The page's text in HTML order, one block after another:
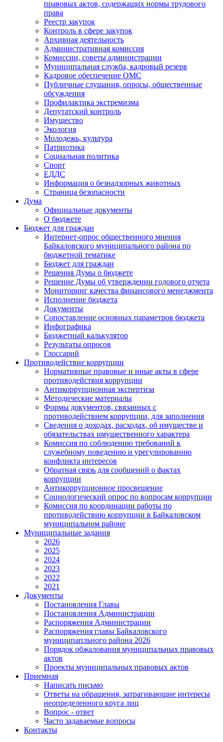
правовых актов, содержащих нормы трудового
права
Реестр закупок
Контроль в сфере закупок
Архивная деятельность
Административная комиссия
Комиссии, советы администрации
Муниципальная служба, кадровый резерв
Кадровое обеспечение ОМС
Публичные слушания, опросы, общественные
обсуждения
Профилактика экстремизма
Депутатский контроль
Имущество
Экология
Молодежь, культура
Патриотика
Социальная политика
Спорт
ЕДДС
Информация о безнадзорных животных
Страница безопасности
Дума
Официальные документы
О бюджете
Бюджет для граждан
Интернет-опрос общественного мнения
Байкаловского муниципального района по
бюджетной тематике
Бюджет для граждан
Решения Думы о бюджете
Решение Думы об утверждении годового отчета
Мониторинг качества финансового менеджмента
Исполнение бюджета
Документы
Сопоставление основных параметров бюджета
Инфографика
Бюджетный калькулятор
Результаты опросов
Глоссарий
Противодействие коррупции
Нормативные правовые и иные акты в сфере
противодействия коррупции
Антикоррупционная экспертиза
Методические материалы
Формы документов, связанных с
противодействием коррупции, для заполнения
Сведения о доходах, расходах, об имуществе и
обязательствах имущественного характера
Комиссия по соблюдению требований к
служебному поведению и урегулированию
конфликта интересов
Обратная связь для сообщений о фактах
коррупции
Антикоррупционное просвещение
Социологический опрос по вопросам коррупции
Комиссия по координации работы по
противодействию коррупции в Байкаловском
муниципальном районе
Муниципальные задания
2026
2025
2024
2023
2022
2021
Документы
Постановления Главы
Постановления Администрации
Распоряжения Администрации
Распоряжения главы Байкаловского
муниципапльного района 2026
Порядок обжалования муниципальных правовых
актов
Проекты муниципальных правовых актов
Приемная
Написать письмо
Ответы на обращения, затрагивающие интересы
неопределенного круга лиц
Вопрос - ответ
Часто задаваемые вопросы
Контакты